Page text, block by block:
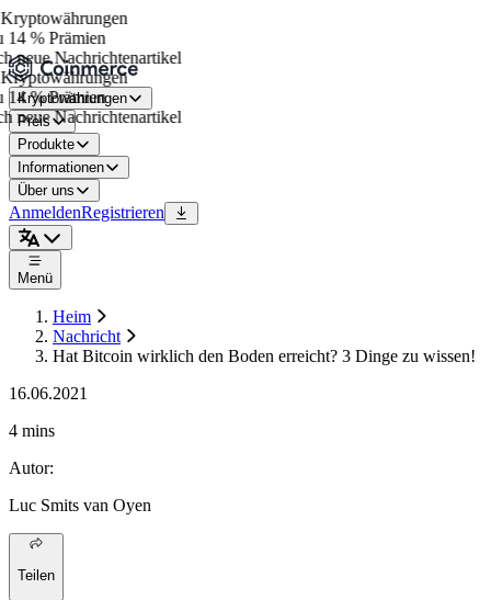
% Prämien
neue Nachrichtenartikel
% Prämien
neue Nachrichtenartikel
Kryptowährungen
Preis
Produkte
Informationen
Über uns
AnmeldenRegistrieren
Menü
Heim
Nachricht
Hat Bitcoin wirklich den Boden erreicht? 3 Dinge zu wissen!
16.06.2021
4 mins
Autor:
Luc Smits van Oyen
Teilen